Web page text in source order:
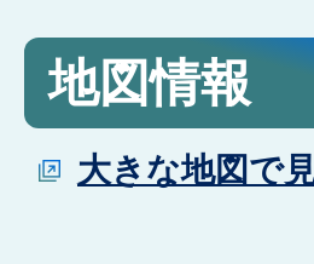
地図情報
大きな地図で